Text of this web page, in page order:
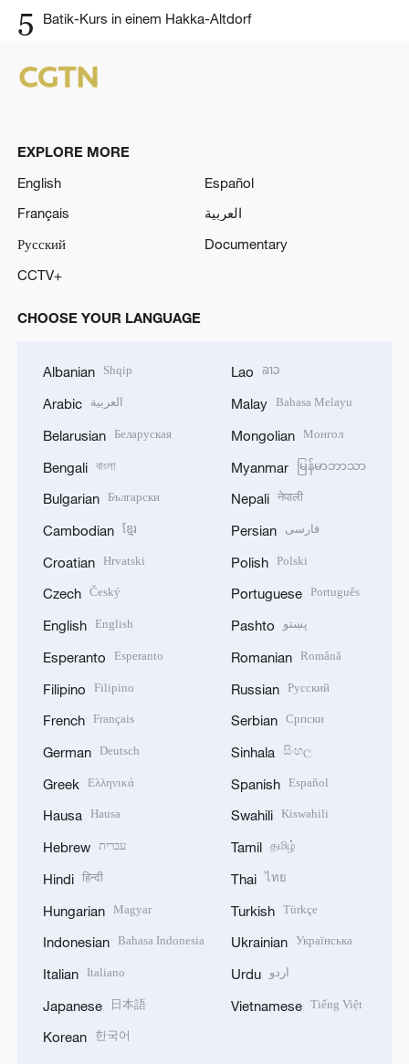
5 Batik-Kurs in einem Hakka-Altdorf
EXPLORE MORE
English
Español
Français
العربية
Русский
Documentary
CCTV+
CHOOSE YOUR LANGUAGE
Albanian Shqip
Arabic العربية
Belarusian Беларуская
Bengali বাংলা
Bulgarian Български
Cambodian ខ្មែរ
Croatian Hrvatski
Czech Český
English English
Esperanto Esperanto
Filipino Filipino
French Français
German Deutsch
Greek Ελληνικά
Hausa Hausa
Hebrew עברית
Hindi हिन्दी
Hungarian Magyar
Indonesian Bahasa Indonesia
Italian Italiano
Japanese 日本語
Korean 한국어
Lao ລາວ
Malay Bahasa Melayu
Mongolian Монгол
Myanmar မြန်မာဘာသာ
Nepali नेपाली
Persian فارسی
Polish Polski
Portuguese Português
Pashto پښتو
Romanian Română
Russian Русский
Serbian Српски
Sinhala සිංහල
Spanish Español
Swahili Kiswahili
Tamil தமிழ்
Thai ไทย
Turkish Türkçe
Ukrainian Українська
Urdu اردو
Vietnamese Tiếng Việt